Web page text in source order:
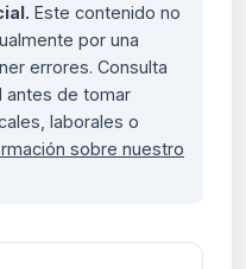
Este contenido no
por una
errores. Consulta
antes de tomar
laborales o
sobre nuestro